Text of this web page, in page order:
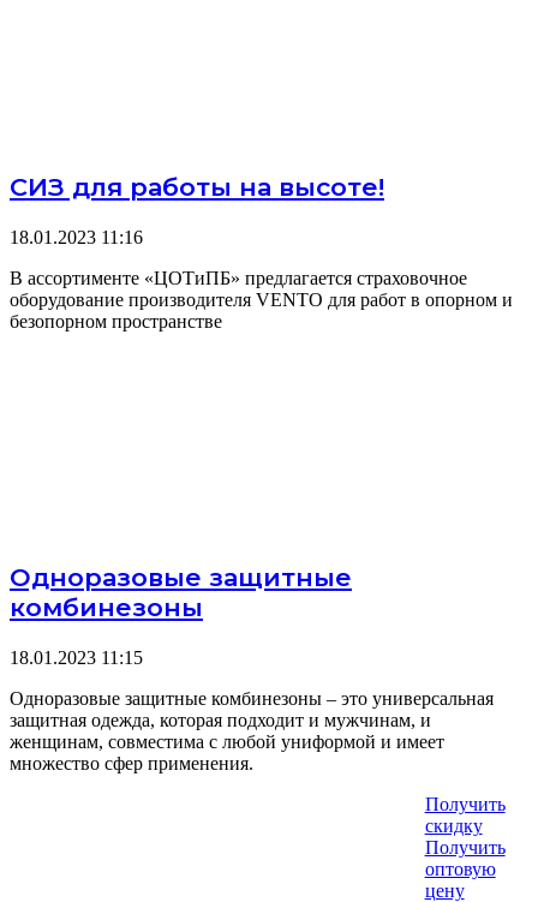
СИЗ для работы на высоте!
18.01.2023 11:16
В ассортименте «ЦОТиПБ» предлагается страховочное
оборудование производителя VENTO для работ в опорном и
безопорном пространстве
Одноразовые защитные
комбинезоны
18.01.2023 11:15
Одноразовые защитные комбинезоны – это универсальная
защитная одежда, которая подходит и мужчинам, и
женщинам, совместима с любой униформой и имеет
множество сфер применения.
Получить
скидку
Получить
оптовую
цену